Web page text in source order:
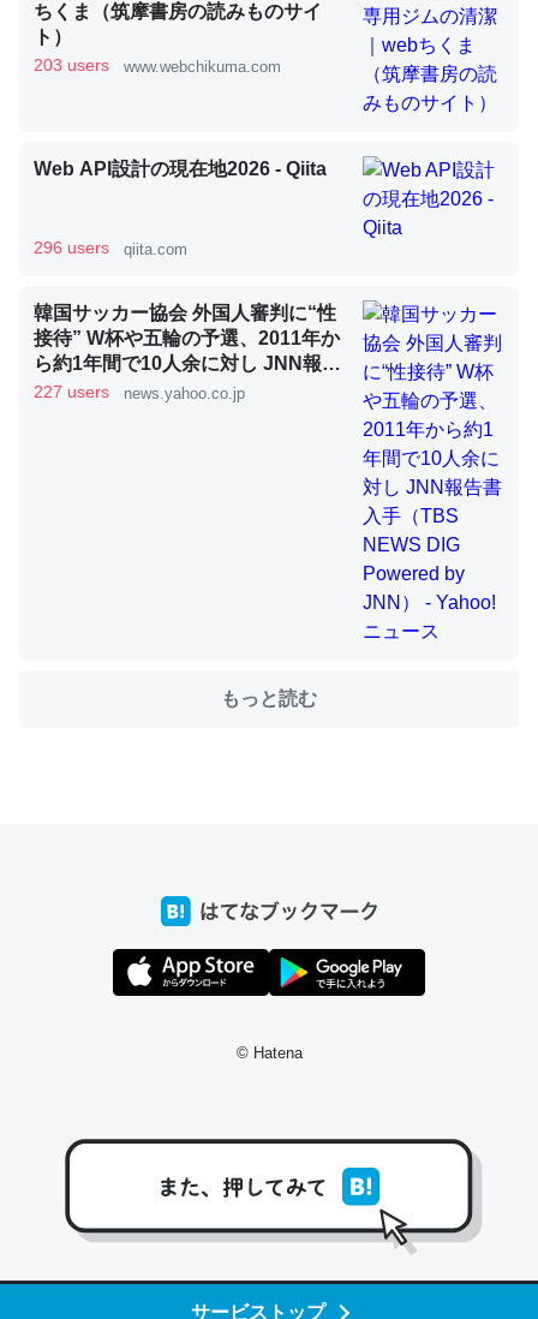
サービストップ
論文では「淡水はカルシウムも酸素も不足してて両方に不
利だから両方が拮抗してるのでは」とあって面白い。海に
いる鋏角類（カブトガニ・ウミグモ）はカルシウムを使わ
ずキチンを強化してる筈だが、酵素が違うのか？
─ニュース :: 【研究発表】昆虫学の大問題＝「昆虫はなぜ海にいな
いのか」に関する新仮説
これを元に考えるとカルシウムを大量に使う脊椎動物と貝
類は苦労してるんだな…。腹足類だと殻を無くしてナメク
ジになったり努力してるし。
─ニュース :: 【研究発表】昆虫学の大問題＝「昆虫はなぜ海にいな
ウチもEchoを実家に置いて４年。でたまに覗いてる。ぼ
─たまにLINEするくらいだった遠方の父67歳と僕。ITツール導入で
とかSpotifyを支払う孝行もできる。一生で親と会える残
り時間を日数にすると1週間とかの人が多いそうだけど、
それを実質100倍以上に伸ばす効果があるはず……
私も3年前ぐらいに祖母の家に設置した。ポケットWifiみ
たいなのでネット環境作ったけどAlexaしか使わないので
回線代ほとんどかからないですよ。参考：
ちくま（筑摩書房の読みものサイ
ト）
203 users www.webchikuma.com
Web API設計の現在地2026 - Qiita
296 users qiita.com
韓国サッカー協会 外国人審判に“性
接待” W杯や五輪の予選、2011年か
ら約1年間で10人余に対し JNN報告
書入手（TBS NEWS DIG Powered
227 users news.yahoo.co.jp
もっと読む
© Hatena